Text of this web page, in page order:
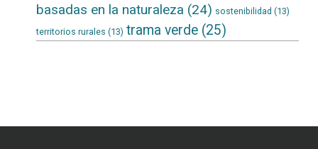
basadas en la naturaleza (24) sostenibilidad (13)
territorios rurales (13) trama verde(25)